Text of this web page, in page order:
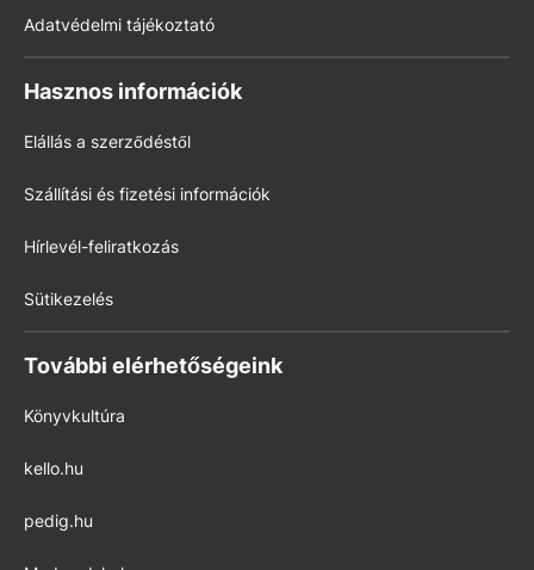
Adatvédelmi tájékoztató
Hasznos információk
Elállás a szerződéstől
Szállítási és fizetési információk
Hírlevél-feliratkozás
Sütikezelés
További elérhetőségeink
Könyvkultúra
kello.hu
pedig.hu